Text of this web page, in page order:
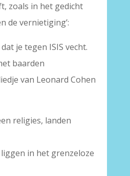
zoals in het gedicht
de vernietiging’:
je tegen ISIS vecht.
baarden
van Leonard Cohen
religies, landen
in het grenzeloze